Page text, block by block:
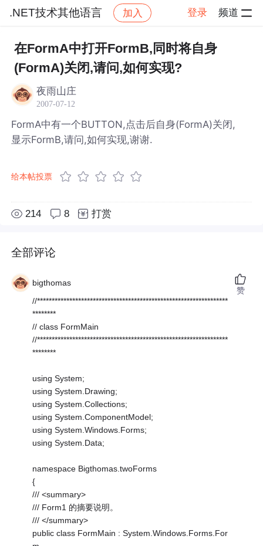
.NET技术其他语言 加入 登录 频道
社区 .NET技术其他语言 帖子详情
在FormA中打开FormB,同时将自身
(FormA)关闭,请问,如何实现?
夜雨山庄
2007-07-12
FormA中有一个BUTTON,点击后自身(FormA)关闭,
显示FormB,请问,如何实现,谢谢.
给本帖投票
214 8 打赏
全部评论
bigthomas
//*****************************************************************
********
// class FormMain
//*****************************************************************
********
using System;
using System.Drawing;
using System.Collections;
using System.ComponentModel;
using System.Windows.Forms;
using System.Data;
namespace Bigthomas.twoForms
{
/// <summary>
/// Form1 的摘要说明。
/// </summary>
public class FormMain : System.Windows.Forms.For
赞